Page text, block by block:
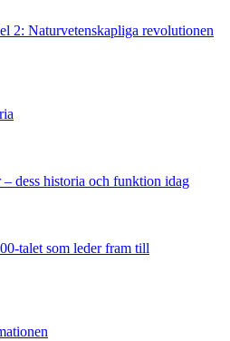
2: Naturvetenskapliga revolutionen
dess historia och funktion idag
talet som leder fram till